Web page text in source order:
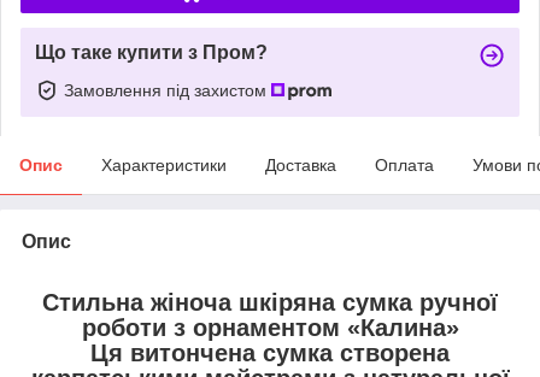
Що таке купити з Пром?
Замовлення під захистом
Опис Характеристики Доставка Оплата Умови
Опис
Стильна жіноча шкіряна сумка ручної
роботи з орнаментом «Калина»
Ця витончена сумка створена